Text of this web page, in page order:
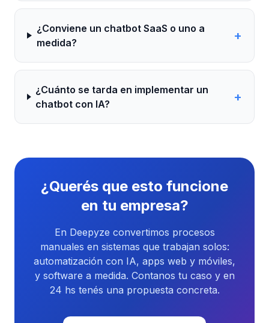
¿Conviene un chatbot SaaS o uno a
medida?
+
¿Cuánto se tarda en implementar un
chatbot con IA?
+
¿Querés que esto funcione
en tu empresa?
En Deepyze convertimos procesos
manuales en sistemas que trabajan solos:
automatización con IA, apps web y móviles,
y software a medida. Contanos tu caso y en
24 hs tenés una propuesta concreta.